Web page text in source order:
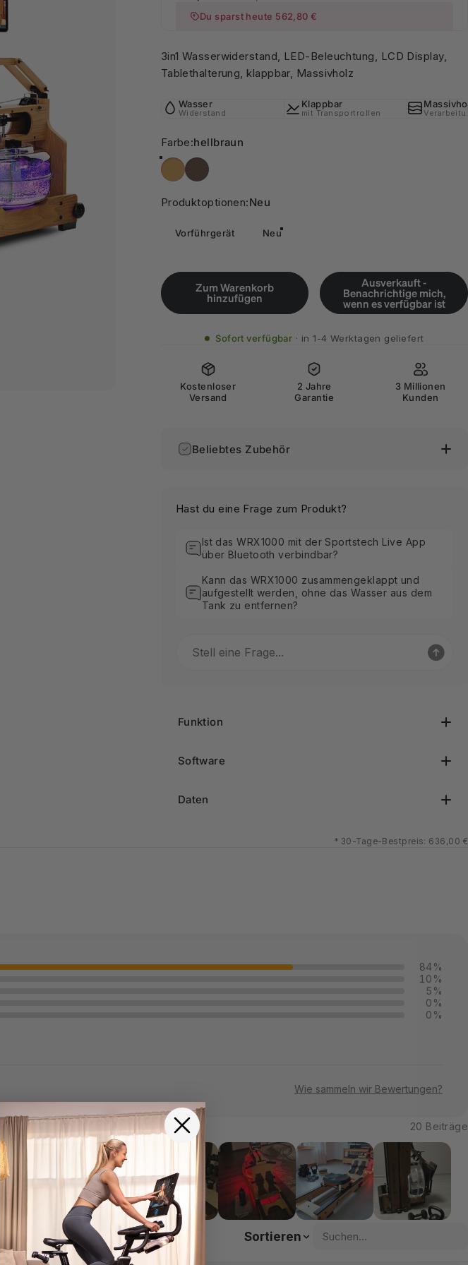
Du sparst heute 562,80 €
3in1 Wasserwiderstand, LED-Beleuchtung, LCD Display,
Tablethalterung, klappbar, Massivholz
Wasser
Widerstand
Klappbar
mit Transportrollen
Farbe
Farbe:hellbraun
hellbraundunkelbraun
Produktoptionen
Produktoptionen:Neu
Vorführgerät Neu
Zum Warenkorb
hinzufügen
Ausverkauft -
Benachrichtige mich,
wenn es verfügbar ist
Sofort verfügbar in 1-4 Werktagen geliefert
Kostenloser
Versand
2 Jahre
Garantie
3 Millionen
Kunden
Beliebtes Zubehör
Hast du eine Frage zum Produkt?
Ist das WRX1000 mit der Sportstech Live App
über Bluetooth verbindbar?
Kann das WRX1000 zusammengeklappt und
aufgestellt werden, ohne das Wasser aus dem
Tank zu entfernen?
Funktion
Software
Daten
* 30-Tage-Bestpreis: 636,00 €
84%
10%
5%
0%
0%
Wie sammeln wir Bewertungen?
20 Beiträge
Sortieren